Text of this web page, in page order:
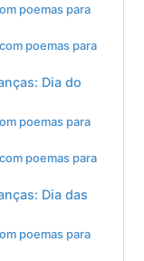
poemas para
poemas para
Dia do
poemas para
poemas para
Dia das
poemas para